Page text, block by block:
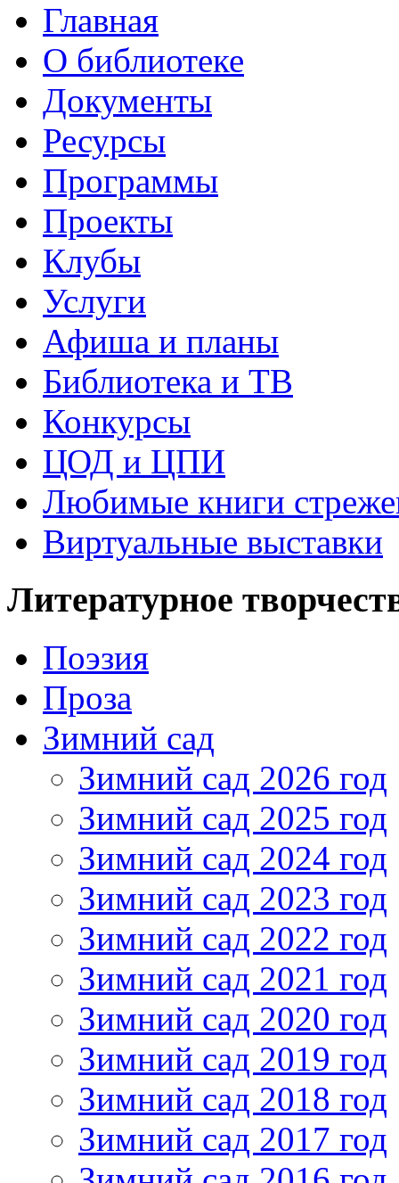
Главная
О библиотеке
Документы
Ресурсы
Программы
Проекты
Клубы
Услуги
Афиша и планы
Библиотека и ТВ
Конкурсы
ЦОД и ЦПИ
Любимые книги
Виртуальные выставки
Литературное
Поэзия
Проза
Зимний сад
Зимний сад 2026 год
Зимний сад 2025 год
Зимний сад 2024 год
Зимний сад 2023 год
Зимний сад 2022 год
Зимний сад 2021 год
Зимний сад 2020 год
Зимний сад 2019 год
Зимний сад 2018 год
Зимний сад 2017 год